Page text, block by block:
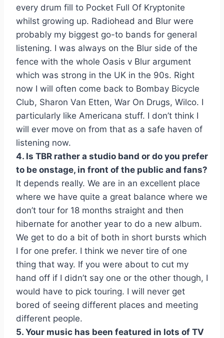
every drum fill to Pocket Full Of Kryptonite
whilst growing up. Radiohead and Blur were
probably my biggest go-to bands for general
listening. I was always on the Blur side of the
fence with the whole Oasis v Blur argument
which was strong in the UK in the 90s. Right
now I will often come back to Bombay Bicycle
Club, Sharon Van Etten, War On Drugs, Wilco. I
particularly like Americana stuff. I don’t think I
will ever move on from that as a safe haven of
listening now.
4. Is TBR rather a studio band or do you prefer
to be onstage, in front of the public and fans?
It depends really. We are in an excellent place
where we have quite a great balance where we
don’t tour for 18 months straight and then
hibernate for another year to do a new album.
We get to do a bit of both in short bursts which
I for one prefer. I think we never tire of one
thing that way. If you were about to cut my
hand off if I didn’t say one or the other though, I
would have to pick touring. I will never get
bored of seeing different places and meeting
different people.
5. Your music has been featured in lots of TV